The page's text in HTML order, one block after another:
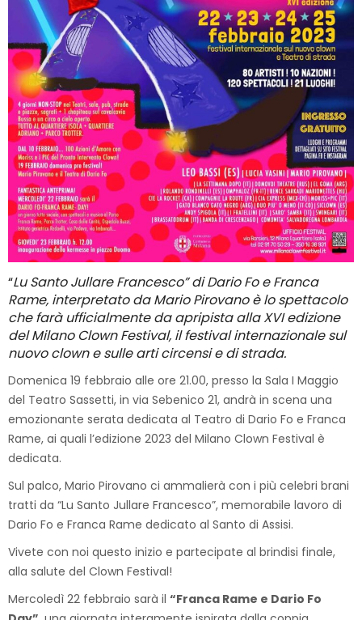
“Lu Santo Jullare Francesco” di Dario Fo e Franca
Rame, interpretato da Mario Pirovano è lo spettacolo
che farà ufficialmente da apripista alla XVI edizione
del Milano Clown Festival, il festival internazionale sul
nuovo clown e sulle arti circensi e di strada.
Domenica 19 febbraio alle ore 21.00, presso la Sala I Maggio
del Teatro Sassetti, in via Sebenico 21, andrà in scena una
emozionante serata dedicata al Teatro di Dario Fo e Franca
Rame, ai quali l’edizione 2023 del Milano Clown Festival è
dedicata.
Sul palco️, Mario Pirovano️ ci ammalierà con i più celebri brani
tratti da “Lu Santo Jullare Francesco”, memorabile lavoro di
Dario Fo e Franca Rame dedicato al Santo di Assisi.
Vivete con noi questo inizio e partecipate al brindisi finale,
alla salute del Clown Festival!
Mercoledì 22 febbraio sarà il “Franca Rame e Dario Fo